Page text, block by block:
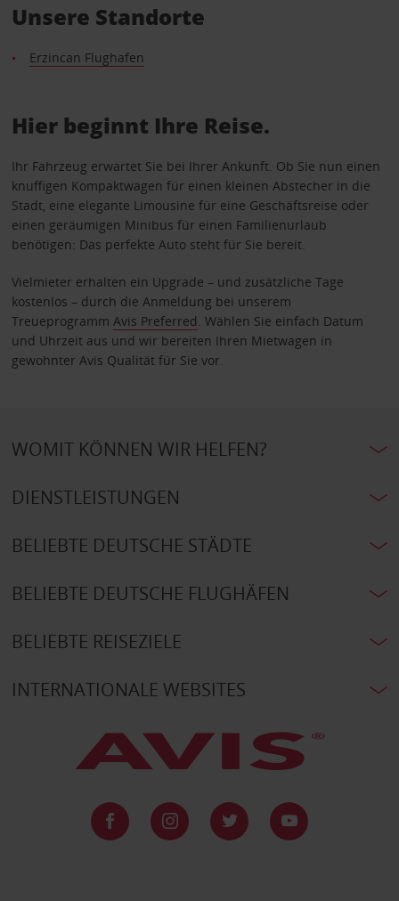
Unsere Standorte
Erzincan Flughafen
Hier beginnt Ihre Reise.
Ihr Fahrzeug erwartet Sie bei Ihrer Ankunft. Ob Sie nun einen
knuffigen Kompaktwagen für einen kleinen Abstecher in die
Stadt, eine elegante Limousine für eine Geschäftsreise oder
einen geräumigen Minibus für einen Familienurlaub
benötigen: Das perfekte Auto steht für Sie bereit.
Vielmieter erhalten ein Upgrade – und zusätzliche Tage
kostenlos – durch die Anmeldung bei unserem
Treueprogramm Avis Preferred . Wählen Sie einfach Datum
und Uhrzeit aus und wir bereiten Ihren Mietwagen in
gewohnter Avis Qualität für Sie vor.
WOMIT KÖNNEN WIR HELFEN?
DIENSTLEISTUNGEN
BELIEBTE DEUTSCHE STÄDTE
BELIEBTE DEUTSCHE FLUGHÄFEN
BELIEBTE REISEZIELE
INTERNATIONALE WEBSITES